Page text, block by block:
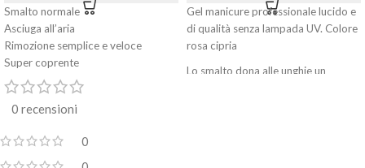
Smalto normale
Asciuga all’aria
Rimozione semplice e veloce
Super coprente
Facile applicazione
Effetto brillante e lucido
Formato: 8 ml
Gel manicure professionale lucido e
di qualità senza lampada UV. Colore
rosa cipria
Lo smalto dona alle unghie un
0 recensioni
0